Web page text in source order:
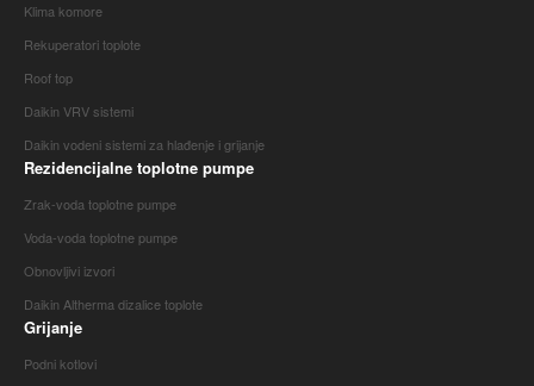
Klima komore
Rekuperatori toplote
Roof top
Daikin VRV sistemi
Daikin vodeni sistemi za hlađenje i grijanje
Rezidencijalne toplotne pumpe
Zrak-voda toplotne pumpe
Voda-voda toplotne pumpe
Obnovljivi izvori
Daikin Altherma dizalice toplote
Grijanje
Podni kotlovi